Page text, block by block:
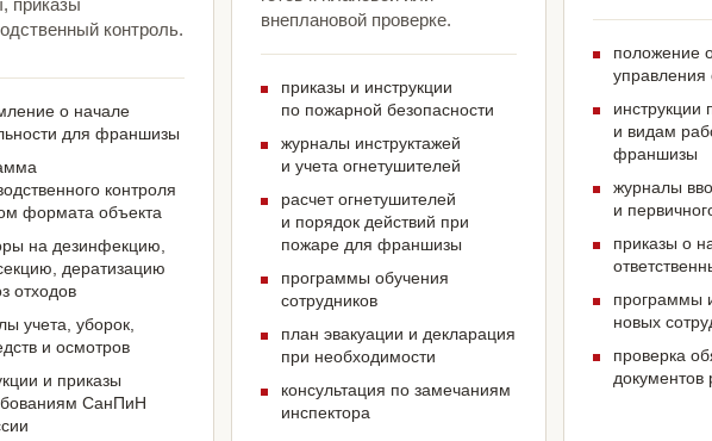
приказы
контроль.
о начале
для франшизы
контроля
формата объекта
на дезинфекцию,
дератизацию
отходов
учета, уборок,
и осмотров
и приказы
СанПиН
внеплановой проверке.
приказы и инструкции
по пожарной безопасности
журналы инструктажей
и учета огнетушителей
расчет огнетушителей
и порядок действий при
пожаре для франшизы
программы обучения
сотрудников
план эвакуации и декларация
при необходимости
консультация по замечаниям
инспектора
положение
управления
инструкции
и видам
франшизы
журналы
и
приказы о
программы
новых
проверка
документов